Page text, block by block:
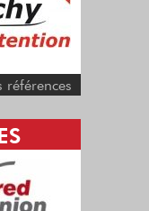
références